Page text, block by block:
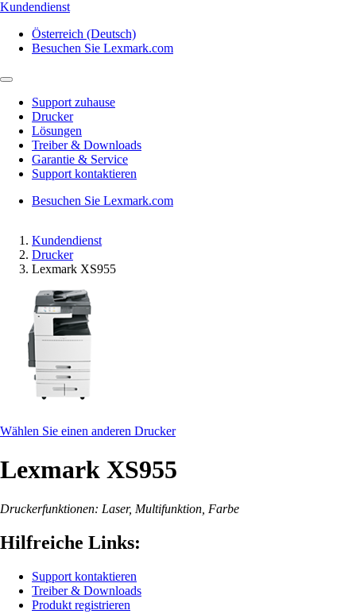
Kundendienst
Österreich (Deutsch)
Besuchen Sie Lexmark.com
Support zuhause
Drucker
Lösungen
Treiber & Downloads
Garantie & Service
Support kontaktieren
Besuchen Sie Lexmark.com
Kundendienst
Drucker
Lexmark XS955
Wählen Sie einen anderen Drucker
Lexmark XS955
Druckerfunktionen: Laser, Multifunktion, Farbe
Hilfreiche Links:
Support kontaktieren
Treiber & Downloads
Produkt registrieren